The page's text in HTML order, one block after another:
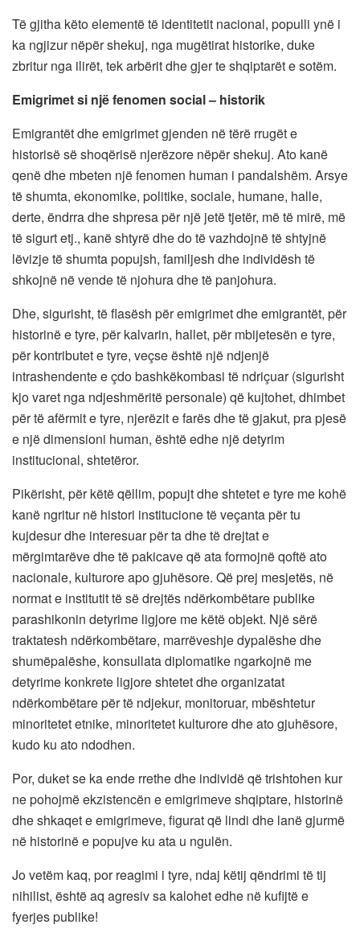
Të gjitha këto elementë të identitetit nacional, populli ynë i
ka ngjizur nëpër shekuj, nga mugëtirat historike, duke
zbritur nga ilirët, tek arbërit dhe gjer te shqiptarët e sotëm.
Emigrimet si një fenomen social – historik
Emigrantët dhe emigrimet gjenden në tërë rrugët e
historisë së shoqërisë njerëzore nëpër shekuj. Ato kanë
qenë dhe mbeten një fenomen human i pandalshëm. Arsye
të shumta, ekonomike, politike, sociale, humane, halle,
derte, ëndrra dhe shpresa për një jetë tjetër, më të mirë, më
të sigurt etj., kanë shtyrë dhe do të vazhdojnë të shtyjnë
lëvizje të shumta popujsh, familjesh dhe individësh të
shkojnë në vende të njohura dhe të panjohura.
Dhe, sigurisht, të flasësh për emigrimet dhe emigrantët, për
historinë e tyre, për kalvarin, hallet, për mbijetesën e tyre,
për kontributet e tyre, veçse është një ndjenjë
intrashendente e çdo bashkëkombasi të ndriçuar (sigurisht
kjo varet nga ndjeshmëritë personale) që kujtohet, dhimbet
për të afërmit e tyre, njerëzit e farës dhe të gjakut, pra pjesë
e një dimensioni human, është edhe një detyrim
institucional, shtetëror.
Pikërisht, për këtë qëllim, popujt dhe shtetet e tyre me kohë
kanë ngritur në histori institucione të veçanta për tu
kujdesur dhe interesuar për ta dhe të drejtat e
mërgimtarëve dhe të pakicave që ata formojnë qoftë ato
nacionale, kulturore apo gjuhësore. Që prej mesjetës, në
normat e institutit të së drejtës ndërkombëtare publike
parashikonin detyrime ligjore me këtë objekt. Një sërë
traktatesh ndërkombëtare, marrëveshje dypalëshe dhe
shumëpalëshe, konsullata diplomatike ngarkojnë me
detyrime konkrete ligjore shtetet dhe organizatat
ndërkombëtare për të ndjekur, monitoruar, mbështetur
minoritetet etnike, minoritetet kulturore dhe ato gjuhësore,
kudo ku ato ndodhen.
Por, duket se ka ende rrethe dhe individë që trishtohen kur
ne pohojmë ekzistencën e emigrimeve shqiptare, historinë
dhe shkaqet e emigrimeve, figurat që lindi dhe lanë gjurmë
në historinë e popujve ku ata u ngulën.
Jo vetëm kaq, por reagimi i tyre, ndaj këtij qëndrimi të tij
nihilist, është aq agresiv sa kalohet edhe në kufijtë e
fyerjes publike!